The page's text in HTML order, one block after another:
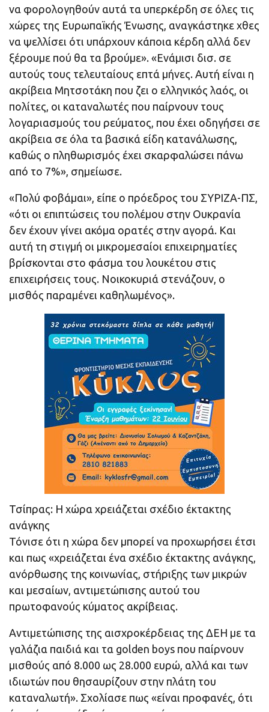
να φορολογηθούν αυτά τα υπερκέρδη σε όλες τις
χώρες της Ευρωπαϊκής Ένωσης, αναγκάστηκε χθες
να ψελλίσει ότι υπάρχουν κάποια κέρδη αλλά δεν
ξέρουμε πού θα τα βρούμε». «Ενάμισι δισ. σε
αυτούς τους τελευταίους επτά μήνες. Αυτή είναι η
ακρίβεια Μητσοτάκη που ζει ο ελληνικός λαός, οι
πολίτες, οι καταναλωτές που παίρνουν τους
λογαριασμούς του ρεύματος, που έχει οδηγήσει σε
ακρίβεια σε όλα τα βασικά είδη κατανάλωσης,
καθώς ο πληθωρισμός έχει σκαρφαλώσει πάνω
από το 7%», σημείωσε.
«Πολύ φοβάμαι», είπε ο πρόεδρος του ΣΥΡΙΖΑ-ΠΣ,
«ότι οι επιπτώσεις του πολέμου στην Ουκρανία
δεν έχουν γίνει ακόμα ορατές στην αγορά. Και
αυτή τη στιγμή οι μικρομεσαίοι επιχειρηματίες
βρίσκονται στο φάσμα του λουκέτου στις
επιχειρήσεις τους. Νοικοκυριά στενάζουν, ο
μισθός παραμένει καθηλωμένος».
Τσίπρας: Η χώρα χρειάζεται σχέδιο έκτακτης
ανάγκης
Τόνισε ότι η χώρα δεν μπορεί να προχωρήσει έτσι
και πως «χρειάζεται ένα σχέδιο έκτακτης ανάγκης,
ανόρθωσης της κοινωνίας, στήριξης των μικρών
και μεσαίων, αντιμετώπισης αυτού του
πρωτοφανούς κύματος ακρίβειας.
Αντιμετώπισης της αισχροκέρδειας της ΔΕΗ με τα
γαλάζια παιδιά και τα golden boys που παίρνουν
μισθούς από 8.000 ως 28.000 ευρώ, αλλά και των
ιδιωτών που θησαυρίζουν στην πλάτη του
καταναλωτή». Σχολίασε πως «είναι προφανές, ότι